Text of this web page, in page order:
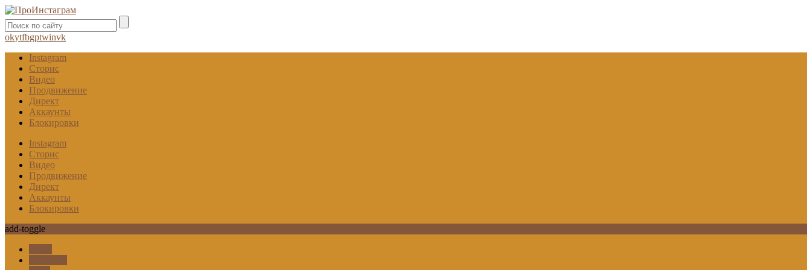
okytfbgptwinvk
Instagram
Сторис
Видео
Продвижение
Директ
Аккаунты
Блокировки
Instagram
Сторис
Видео
Продвижение
Директ
Аккаунты
Блокировки
add-toggle